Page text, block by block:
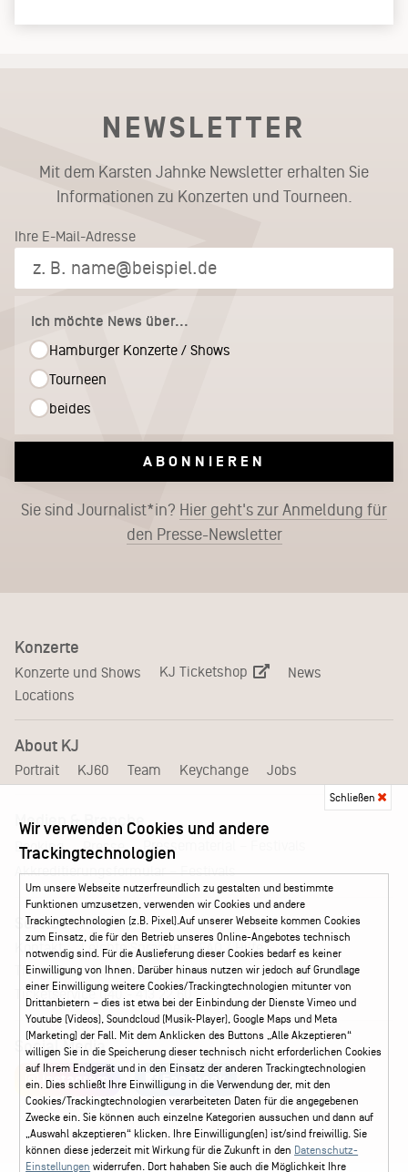
NEWSLETTER
Mit dem Karsten Jahnke Newsletter erhalten Sie
Informationen zu Konzerten und Tourneen.
Ihre E-Mail-Adresse
Ich möchte News über...
Hamburger Konzerte / Shows
Tourneen
beides
ABONNIEREN
Sie sind Journalist*in? Hier geht's zur Anmeldung für
den Presse-Newsletter
Konzerte
Konzerte und Shows KJ Ticketshop
News
Locations
About KJ
Portrait KJ60 Team Keychange Jobs
Medien & Branche
Booking Presse
Pressematerial – Festivals
Akkreditierungsformular – Festivals
Service
Kontakt Leichte Sprache
FAQ / Hilfe
Ticketshop Hamburg
Gutscheine
Callback-Service
Ticketservice 040 - 413 22 60
Social Media
Instagram Facebook
Schließen
Wir verwenden Cookies und andere
Trackingtechnologien
Um unsere Webseite nutzerfreundlich zu gestalten und bestimmte
Funktionen umzusetzen, verwenden wir Cookies und andere
Trackingtechnologien (z.B. Pixel).Auf unserer Webseite kommen Cookies
zum Einsatz, die für den Betrieb unseres Online-Angebotes technisch
notwendig sind. Für die Auslieferung dieser Cookies bedarf es keiner
Einwilligung von Ihnen. Darüber hinaus nutzen wir jedoch auf Grundlage
einer Einwilligung weitere Cookies/Trackingtechnologien mitunter von
Drittanbietern – dies ist etwa bei der Einbindung der Dienste Vimeo und
Youtube (Videos), Soundcloud (Musik-Player), Google Maps und Meta
(Marketing) der Fall. Mit dem Anklicken des Buttons „Alle Akzeptieren“
willigen Sie in die Speicherung dieser technisch nicht erforderlichen Cookies
auf Ihrem Endgerät und in den Einsatz der anderen Trackingtechnologien
ein. Dies schließt Ihre Einwilligung in die Verwendung der, mit den
Cookies/Trackingtechnologien verarbeiteten Daten für die angegebenen
Zwecke ein. Sie können auch einzelne Kategorien aussuchen und dann auf
„Auswahl akzeptieren“ klicken. Ihre Einwilligung(en) ist/sind freiwillig. Sie
können diese jederzeit mit Wirkung für die Zukunft in den Datenschutz-
Einstellungen widerrufen. Dort hahaben Sie auch die Möglichkeit Ihre